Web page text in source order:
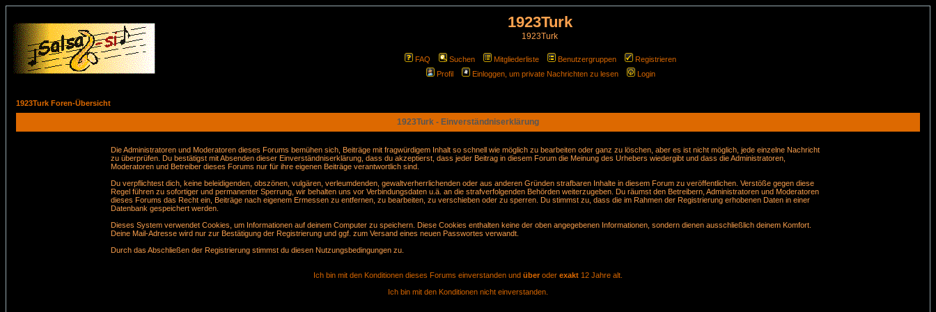
1923Turk
1923Turk
FAQ Suchen Mitgliederliste Benutzergruppen
Registrieren
Profil
Einloggen, um private Nachrichten zu lesen Login
1923Turk Foren-Übersicht
1923Turk - Einverständniserklärung
Die Administratoren und Moderatoren dieses Forums bemühen sich, Beiträge mit fragwürdigem Inhalt so schnell wie möglich zu bearbeiten oder ganz zu löschen, aber es ist nicht möglich, jede einzelne Nachricht
zu überprüfen. Du bestätigst mit Absenden dieser Einverständniserklärung, dass du akzeptierst, dass jeder Beitrag in diesem Forum die Meinung des Urhebers wiedergibt und dass die Administratoren,
Moderatoren und Betreiber dieses Forums nur für ihre eigenen Beiträge verantwortlich sind.
Du verpflichtest dich, keine beleidigenden, obszönen, vulgären, verleumdenden, gewaltverherrlichenden oder aus anderen Gründen strafbaren Inhalte in diesem Forum zu veröffentlichen. Verstöße gegen diese
Regel führen zu sofortiger und permanenter Sperrung, wir behalten uns vor Verbindungsdaten u.ä. an die strafverfolgenden Behörden weiterzugeben. Du räumst den Betreibern, Administratoren und Moderatoren
dieses Forums das Recht ein, Beiträge nach eigenem Ermessen zu entfernen, zu bearbeiten, zu verschieben oder zu sperren. Du stimmst zu, dass die im Rahmen der Registrierung erhobenen Daten in einer
Datenbank gespeichert werden.
Dieses System verwendet Cookies, um Informationen auf deinem Computer zu speichern. Diese Cookies enthalten keine der oben angegebenen Informationen, sondern dienen ausschließlich deinem Komfort.
Deine Mail-Adresse wird nur zur Bestätigung der Registrierung und ggf. zum Versand eines neuen Passwortes verwandt.
Durch das Abschließen der Registrierung stimmst du diesen Nutzungsbedingungen zu.
Ich bin mit den Konditionen dieses Forums einverstanden und über oder exakt 12 Jahre alt.
Ich bin mit den Konditionen nicht einverstanden.